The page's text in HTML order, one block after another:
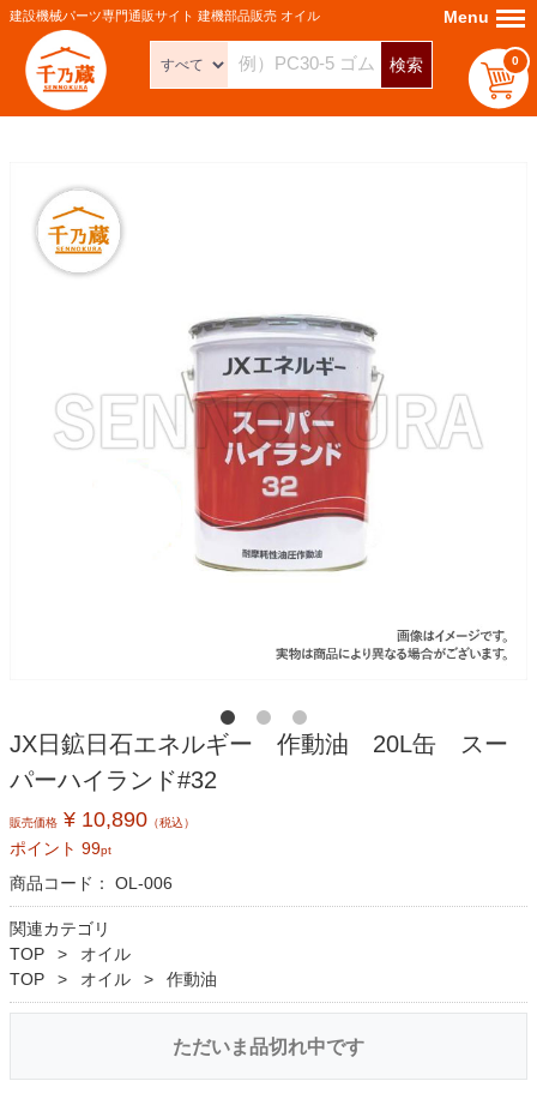
建設機械パーツ専門通販サイト 建機部品販売 オイル
検索 0
Menu Menu
JX日鉱日石エネルギー 作動油 20L缶 スー
パーハイランド#32
販売価格 ¥ 10,890 （税込）
ポイント 99pt
商品コード： OL-006
関連カテゴリ
TOP
オイル
TOP
オイル 作動油
ただいま品切れ中です